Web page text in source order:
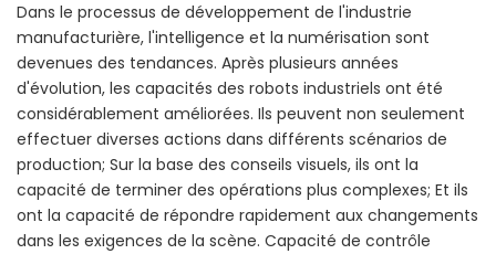
Dans le processus de développement de l'industrie
manufacturière, l'intelligence et la numérisation sont
devenues des tendances. Après plusieurs années
d'évolution, les capacités des robots industriels ont été
considérablement améliorées. Ils peuvent non seulement
effectuer diverses actions dans différents scénarios de
production; Sur la base des conseils visuels, ils ont la
capacité de terminer des opérations plus complexes; Et ils
ont la capacité de répondre rapidement aux changements
dans les exigences de la scène. Capacité de contrôle